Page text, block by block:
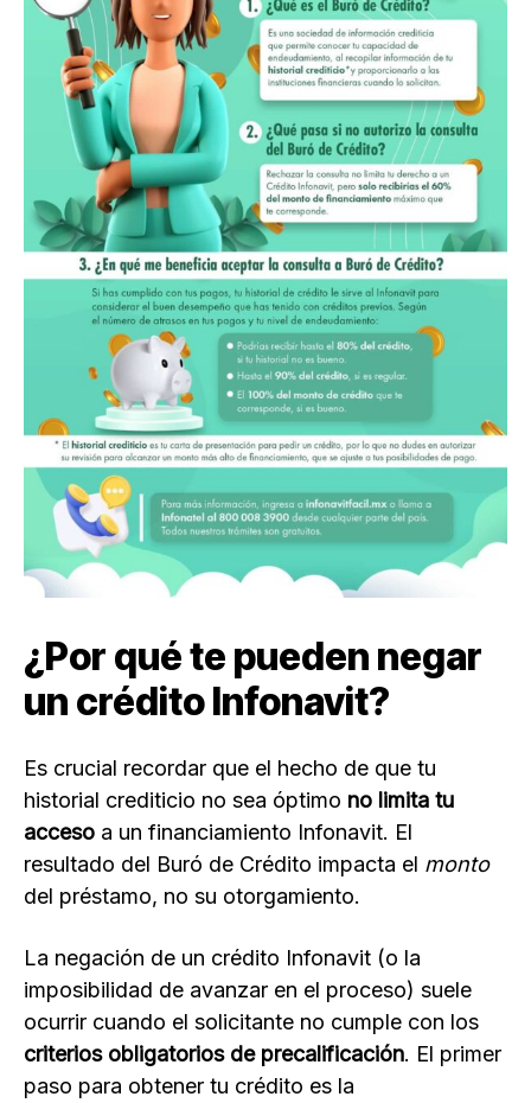
¿Por qué te pueden negar
un crédito Infonavit?
Es crucial recordar que el hecho de que tu
historial crediticio no sea óptimo no limita tu
acceso a un financiamiento Infonavit. El
resultado del Buró de Crédito impacta el monto
del préstamo, no su otorgamiento.
La negación de un crédito Infonavit (o la
imposibilidad de avanzar en el proceso) suele
ocurrir cuando el solicitante no cumple con los
criterios obligatorios de precalificación. El primer
paso para obtener tu crédito es la